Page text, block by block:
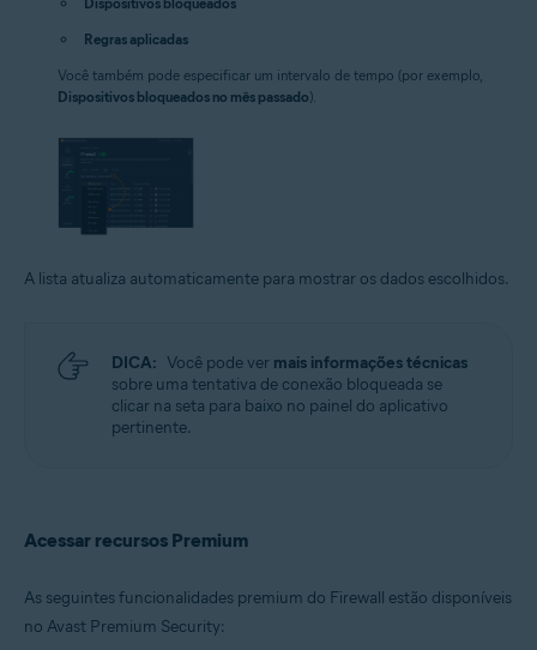
Regras aplicadas
Você também pode especificar um intervalo de tempo (por exemplo,
Dispositivos bloqueados no mês passado).
A lista atualiza automaticamente para mostrar os dados escolhidos.
DICA: Você pode ver mais informações técnicas
sobre uma tentativa de conexão bloqueada se
clicar na seta para baixo no painel do aplicativo
pertinente.
Acessar recursos Premium
As seguintes funcionalidades premium do Firewall estão disponíveis
no Avast Premium Security: